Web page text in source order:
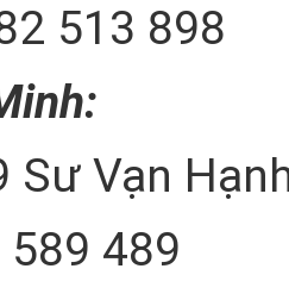
513 898
Minh:
Vạn
489